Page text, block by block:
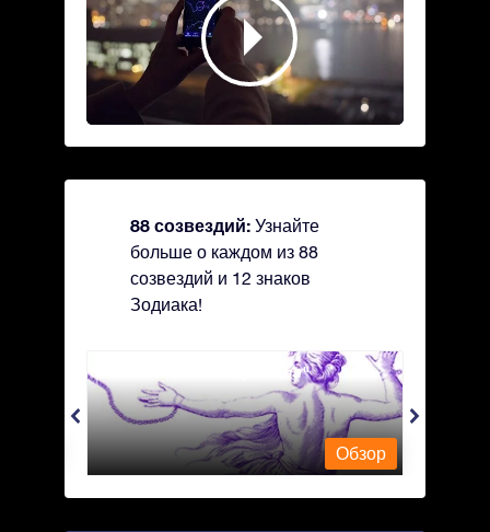
88 созвездий: Узнайте
больше о каждом из 88
созвездий и 12 знаков
Зодиака!
Andromeda - Андромеда
Обзор